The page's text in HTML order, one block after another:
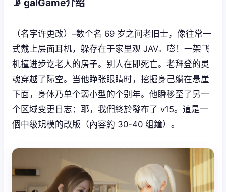
（名字许更改）–数个名 69 岁之间老旧士，像往常一
式戴上层面耳机，躲存在于家里观 JAV。嘭！一架飞
机撞进步讫老人的房子。别人在即死亡。老拜登的灵
魂穿越了际空。当他睁张眼睛时，挖掘身己躺在悬崖
下面，身体乃单个弱小型的个别年。他瞬移至了另一
个区域变更日志：耶，我們終於發布了 v15。這是一
個中级規模的改版（內容約 30-40 组鐘）。